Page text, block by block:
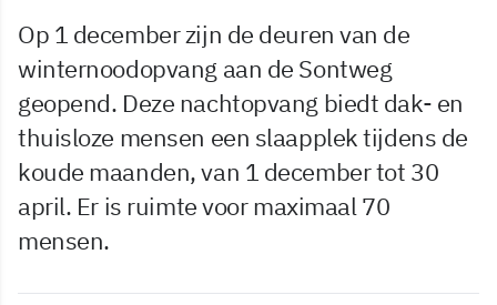
Op 1 december zijn de deuren van de
winternoodopvang aan de Sontweg
geopend. Deze nachtopvang biedt dak- en
thuisloze mensen een slaapplek tijdens de
koude maanden, van 1 december tot 30
april. Er is ruimte voor maximaal 70
mensen.